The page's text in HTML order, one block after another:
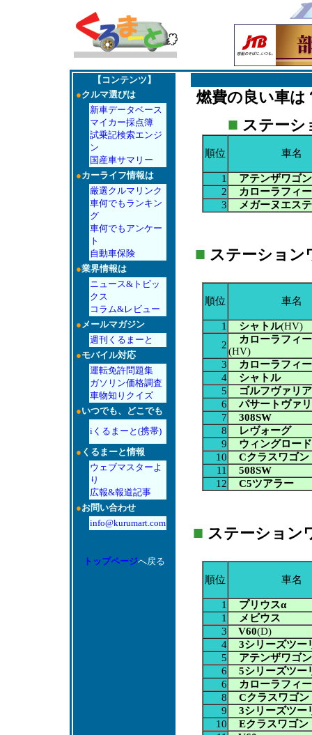
【コンテンツ】
●クルマ選びは
新車データベース
マイカー採点簿
試乗記検索エンジ
ン
国産車サマリー
●カーライフ情報は
厳選クルマリンク
車何でもランキン
グ
車何でもアンケー
ト
自動車保険
●業界情報は
ニュース&トピッ
クス
コラム&レビュー
●メールマガジン
週刊くるまーと
●モバイル対応
運転免許問題集
ガソリン価格調査
車物知りクイズ
●いつでも、どこでも
iくるまーと(携帯)
● くるまーと情報
ウェブマスターよ
り
広報&報道記事
●お問い合わせ
info@kurumart.com
トップページへ戻る
燃費の良い車は
■ ステーシ
順位 車名
1
アテンザワゴン
2
カローラフィ
3
メガーヌエス
■ ステーション
順位 車名
1 シャトル(HV)
2
カローラフィ
(HV)
3
カローラフィ
4
シャトル
5
ゴルフヴァリ
6
パサートヴァ
7
308SW
8
レヴォーグ
9
ウィングロード
10
Cクラスワゴン
11
508SW
12
C5ツアラー
■ ステーション
順位 車名
1
プリウスα
1
メビウス
3
V60(D)
4
3シリーズツー
5
アテンザワゴン
6
5シリーズツー
6
カローラフィ
8
Cクラスワゴン
9
3シリーズツー
10
Eクラスワゴン